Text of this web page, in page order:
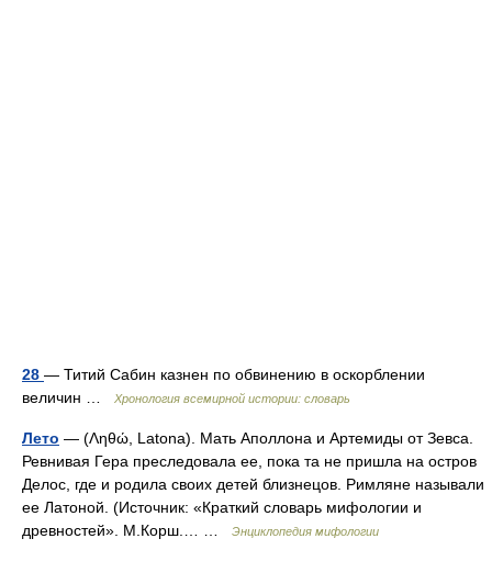
28 — Титий Сабин казнен по обвинению в оскорблении
величин …
Хронология всемирной истории: словарь
Лето — (Ληθώ, Latona). Мать Аполлона и Артемиды от Зевса.
Ревнивая Гера преследовала ее, пока та не пришла на остров
Делос, где и родила своих детей близнецов. Римляне называли
ее Латоной. (Источник: «Краткий словарь мифологии и
древностей». М.Корш.… …
Энциклопедия мифологии